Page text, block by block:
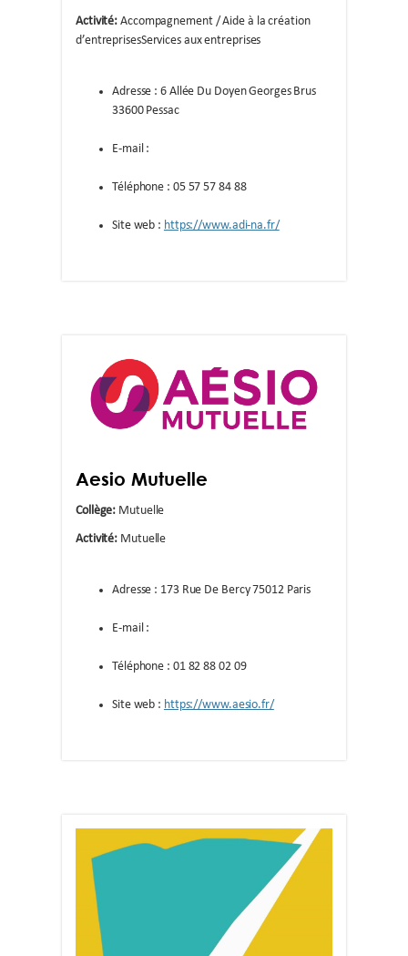
Activité: Accompagnement / Aide à la création
d’entreprisesServices aux entreprises
Adresse : 6 Allée Du Doyen Georges Brus
33600 Pessac
E-mail :
Téléphone : 05 57 57 84 88
Site web : https://www.adi-na.fr/
Aesio Mutuelle
Collège: Mutuelle
Activité: Mutuelle
Adresse : 173 Rue De Bercy 75012 Paris
E-mail :
Téléphone : 01 82 88 02 09
Site web : https://www.aesio.fr/